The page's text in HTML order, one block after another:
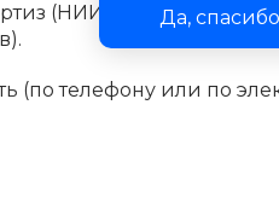
Да, спасибо
(НИИ экспертиз)
(по телефону или по